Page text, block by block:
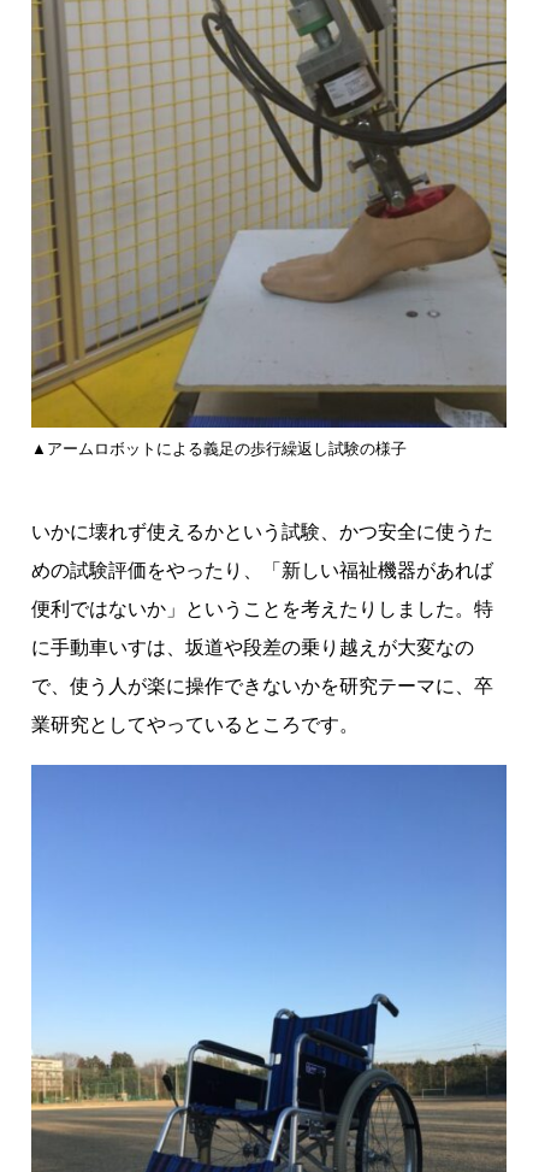
▲アームロボットによる義足の歩行繰返し試験の様子
いかに壊れず使えるかという試験、かつ安全に使うた
めの試験評価をやったり、「新しい福祉機器があれば
便利ではないか」ということを考えたりしました。特
に手動車いすは、坂道や段差の乗り越えが大変なの
で、使う人が楽に操作できないかを研究テーマに、卒
業研究としてやっているところです。